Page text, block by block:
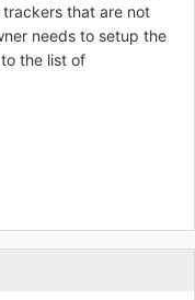
that are not
needs to setup the
the list of